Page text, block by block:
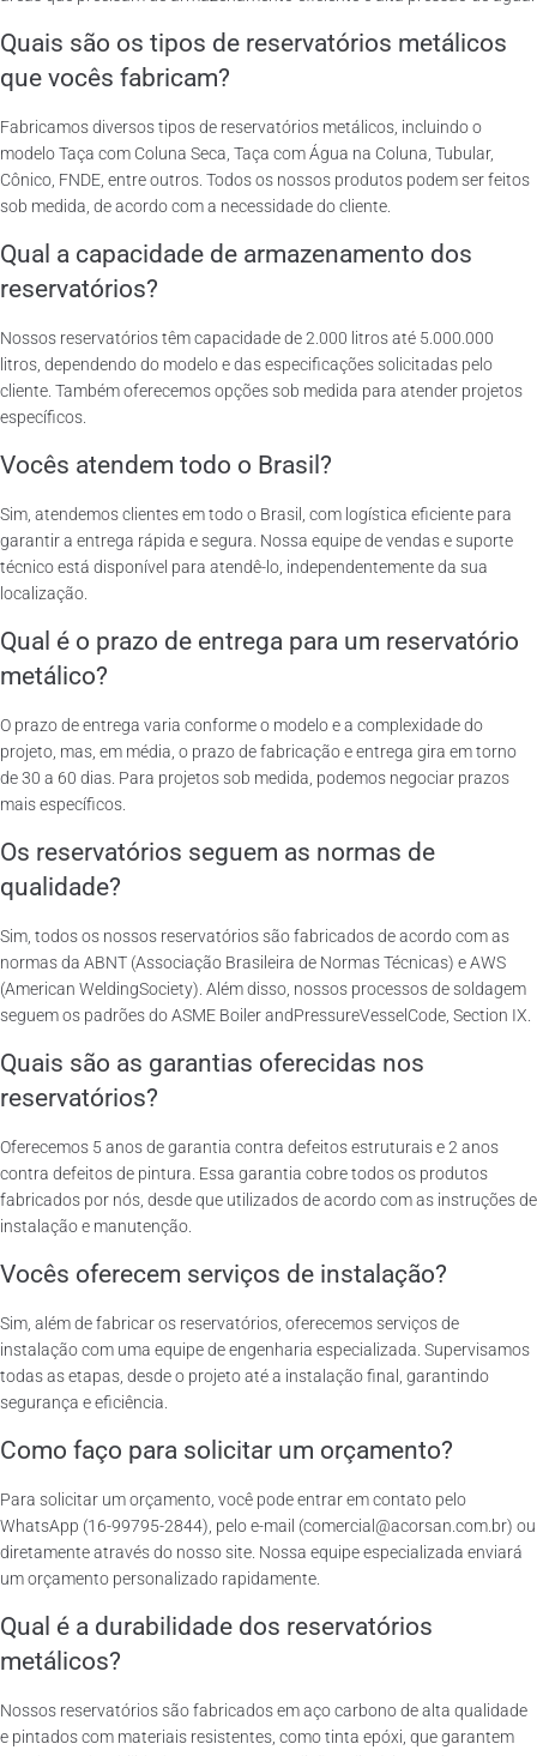
Quais são os tipos de reservatórios metálicos
que vocês fabricam?
Fabricamos diversos tipos de reservatórios metálicos, incluindo o
modelo Taça com Coluna Seca, Taça com Água na Coluna, Tubular,
Cônico, FNDE, entre outros. Todos os nossos produtos podem ser feitos
sob medida, de acordo com a necessidade do cliente.
Qual a capacidade de armazenamento dos
reservatórios?
Nossos reservatórios têm capacidade de 2.000 litros até 5.000.000
litros, dependendo do modelo e das especificações solicitadas pelo
cliente. Também oferecemos opções sob medida para atender projetos
específicos.
Vocês atendem todo o Brasil?
Sim, atendemos clientes em todo o Brasil, com logística eficiente para
garantir a entrega rápida e segura. Nossa equipe de vendas e suporte
técnico está disponível para atendê-lo, independentemente da sua
localização.
Qual é o prazo de entrega para um reservatório
metálico?
O prazo de entrega varia conforme o modelo e a complexidade do
projeto, mas, em média, o prazo de fabricação e entrega gira em torno
de 30 a 60 dias. Para projetos sob medida, podemos negociar prazos
mais específicos.
Os reservatórios seguem as normas de
qualidade?
Sim, todos os nossos reservatórios são fabricados de acordo com as
normas da ABNT (Associação Brasileira de Normas Técnicas) e AWS
(American WeldingSociety). Além disso, nossos processos de soldagem
seguem os padrões do ASME Boiler andPressureVesselCode, Section IX.
Quais são as garantias oferecidas nos
reservatórios?
Oferecemos 5 anos de garantia contra defeitos estruturais e 2 anos
contra defeitos de pintura. Essa garantia cobre todos os produtos
fabricados por nós, desde que utilizados de acordo com as instruções de
instalação e manutenção.
Vocês oferecem serviços de instalação?
Sim, além de fabricar os reservatórios, oferecemos serviços de
instalação com uma equipe de engenharia especializada. Supervisamos
todas as etapas, desde o projeto até a instalação final, garantindo
segurança e eficiência.
Como faço para solicitar um orçamento?
Para solicitar um orçamento, você pode entrar em contato pelo
WhatsApp (16-99795-2844), pelo e-mail (comercial@acorsan.com.br) ou
diretamente através do nosso site. Nossa equipe especializada enviará
um orçamento personalizado rapidamente.
Qual é a durabilidade dos reservatórios
metálicos?
Nossos reservatórios são fabricados em aço carbono de alta qualidade
e pintados com materiais resistentes, como tinta epóxi, que garantem